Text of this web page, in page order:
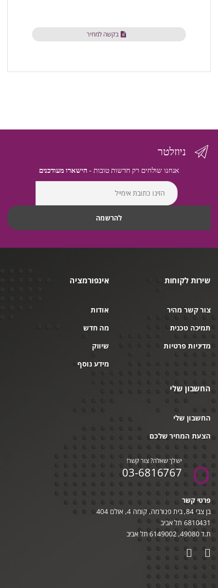
בקשה למחיר
ניוזלטר
אנחנו שולחים רק חדשות טובות - הישארו מעודכנים
שירות לקוחות
צור קשר מהיר
תמיכה טכנית
מדיניות פרטיות
אינפורמציה
אודות
מה חדש
שיווק
מידע נוסף
החשבון שלי
החשבון שלי
הצעת המחיר שלכם
יש לך שאלה? צור קשר!
03-6816767
פרטי קשר
בן צבי 84, בית פנורמה, קומה 4, אולם 404
6810431 תל אביב
ת.ד 49080, 6149002 תל אביב